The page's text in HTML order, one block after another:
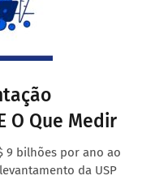
O Que Medir
9 bilhões por ano ao
da USP